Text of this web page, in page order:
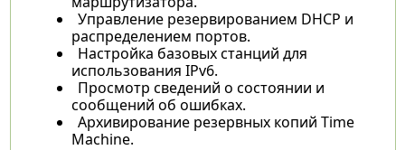
Управление резервированием DHCP и
распределением портов.
Настройка базовых станций для
использования IPv6.
Просмотр сведений о состоянии и
сообщений об ошибках.
Архивирование резервных копий Time
Machine.